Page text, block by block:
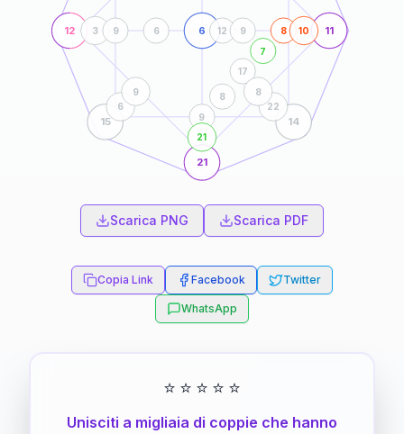
12 11
21
6
15 14
9
8
17
7
8
3 10
21
9 12 9
6
6
9
22
8
Scarica PNG Scarica PDF
Copia Link Facebook Twitter
WhatsApp
⭐ ⭐ ⭐ ⭐ ⭐
Unisciti a migliaia di coppie che hanno